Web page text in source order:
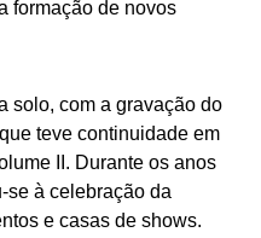
formação de novos
solo, com a gravação do
teve continuidade em
II. Durante os anos
se à celebração da
e casas de shows.